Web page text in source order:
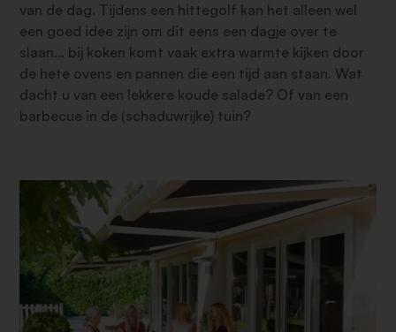
van de dag. Tijdens een hittegolf kan het alleen wel
een goed idee zijn om dit eens een dagje over te
slaan… bij koken komt vaak extra warmte kijken door
de hete ovens en pannen die een tijd aan staan. Wat
dacht u van een lekkere koude salade? Of van een
barbecue in de (schaduwrijke) tuin?